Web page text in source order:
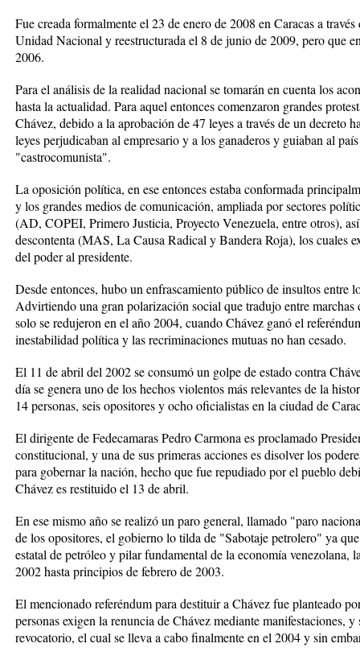
Fue creada formalmente el 23 de enero de 2008 en Caracas a
Unidad Nacional y reestructurada el 8 de junio de 2009, pero que
2006.
Para el análisis de la realidad nacional se tomarán en cuenta los
hasta la actualidad. Para aquel entonces comenzaron grandes
Chávez, debido a la aprobación de 47 leyes a través de un decreto
leyes perjudicaban al empresario y a los ganaderos y guiaban al
"castrocomunista".
La oposición política, en ese entonces estaba conformada
y los grandes medios de comunicación, ampliada por sectores
(AD, COPEI, Primero Justicia, Proyecto Venezuela, entre otros),
descontenta (MAS, La Causa Radical y Bandera Roja), los cuales
del poder al presidente.
Desde entonces, hubo un enfrascamiento público de insultos
Advirtiendo una gran polarización social que tradujo entre marchas
solo se redujeron en el año 2004, cuando Chávez ganó el
inestabilidad política y las recriminaciones mutuas no han cesado.
El 11 de abril del 2002 se consumó un golpe de estado contra
día se genera uno de los hechos violentos más relevantes de la
14 personas, seis opositores y ocho oficialistas en la ciudad de
El dirigente de Fedecamaras Pedro Carmona es proclamado
constitucional, y una de sus primeras acciones es disolver los
para gobernar la nación, hecho que fue repudiado por el pueblo
Chávez es restituido el 13 de abril.
En ese mismo año se realizó un paro general, llamado "paro
de los opositores, el gobierno lo tilda de "Sabotaje petrolero" ya
estatal de petróleo y pilar fundamental de la economía venezolana,
2002 hasta principios de febrero de 2003.
El mencionado referéndum para destituir a Chávez fue planteado
personas exigen la renuncia de Chávez mediante manifestaciones,
revocatorio, el cual se lleva a cabo finalmente en el 2004 y sin